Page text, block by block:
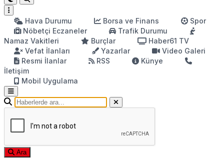
Hava Durumu Borsa ve Finans
Spor
Nöbetçi Eczaneler
Trafik Durumu
Namaz Vakitleri
Burçlar
Haber61 TV
Vefat İlanları
Yazarlar
Video Galeri
Resmi İlanlar
RSS
Künye
İletişim
Mobil Uygulama
Ara